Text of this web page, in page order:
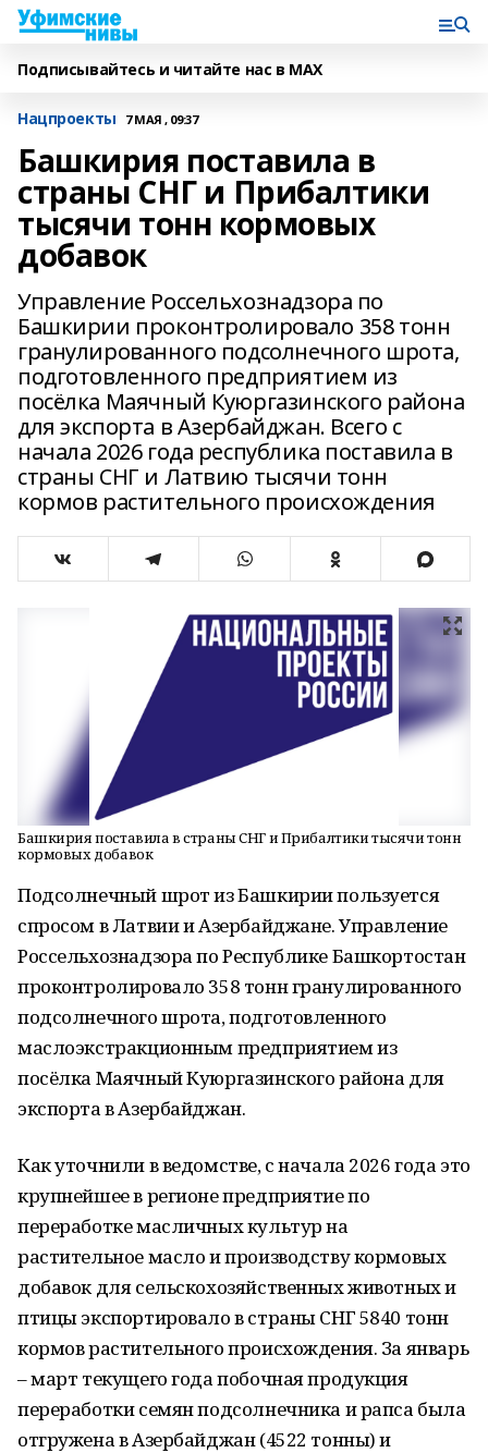
Подписывайтесь и читайте нас в MAX
Нацпроекты 7 МАЯ , 09:37
Башкирия поставила в
страны СНГ и Прибалтики
тысячи тонн кормовых
добавок
Управление Россельхознадзора по
Башкирии проконтролировало 358 тонн
гранулированного подсолнечного шрота,
подготовленного предприятием из
посёлка Маячный Куюргазинского района
для экспорта в Азербайджан. Всего с
начала 2026 года республика поставила в
страны СНГ и Латвию тысячи тонн
кормов растительного происхождения
Башкирия поставила в страны СНГ и Прибалтики тысячи тонн
кормовых добавок
Подсолнечный шрот из Башкирии пользуется
спросом в Латвии и Азербайджане. Управление
Россельхознадзора по Республике Башкортостан
проконтролировало 358 тонн гранулированного
подсолнечного шрота, подготовленного
маслоэкстракционным предприятием из
посёлка Маячный Куюргазинского района для
экспорта в Азербайджан.
Как уточнили в ведомстве, с начала 2026 года это
крупнейшее в регионе предприятие по
переработке масличных культур на
растительное масло и производству кормовых
добавок для сельскохозяйственных животных и
птицы экспортировало в страны СНГ 5840 тонн
кормов растительного происхождения. За январь
– март текущего года побочная продукция
переработки семян подсолнечника и рапса была
отгружена в Азербайджан (4522 тонны) и